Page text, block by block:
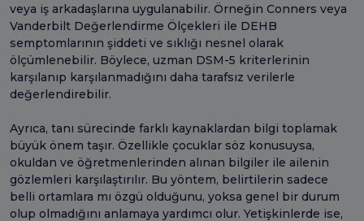
veya iş arkadaşlarına uygulanabilir. Örneğin Conners veya
Vanderbilt Değerlendirme Ölçekleri ile DEHB
semptomlarının şiddeti ve sıklığı nesnel olarak
ölçümlenebilir. Böylece, uzman DSM-5 kriterlerinin
karşılanıp karşılanmadığını daha tarafsız verilerle
değerlendirebilir.
Ayrıca, tanı sürecinde farklı kaynaklardan bilgi toplamak
büyük önem taşır. Özellikle çocuklar söz konusuysa,
okuldan ve öğretmenlerinden alınan bilgiler ile ailenin
gözlemleri karşılaştırılır. Bu yöntem, belirtilerin sadece
belli ortamlara mı özgü olduğunu, yoksa genel bir durum
olup olmadığını anlamaya yardımcı olur. Yetişkinlerde ise,